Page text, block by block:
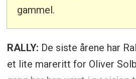
gammel.
RALLY: De siste årene har
et lite mareritt for Oliver